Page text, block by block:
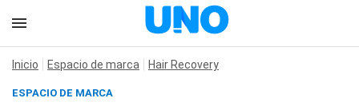
Inicio Espacio de marca Hair Recovery
ESPACIO DE MARCA